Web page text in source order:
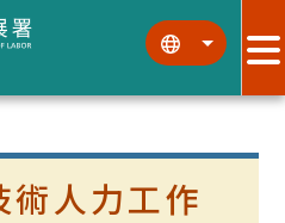
::: :::
術人力工作